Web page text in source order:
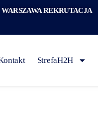
WARSZAWA REKRUTACJA
StrefaH2H